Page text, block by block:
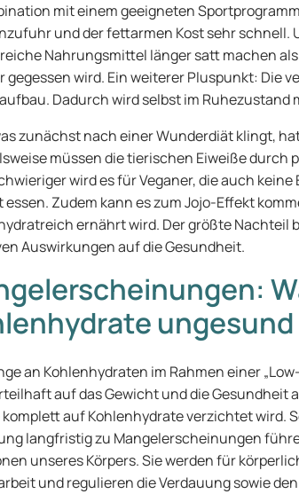
mit einem geeigneten
und der fettarmen Kost sehr schnell.
Nahrungsmittel länger satt machen
gegessen wird. Ein weiterer Pluspunkt: Die
Dadurch wird selbst im Ruhezustand
zunächst nach einer Wunderdiät klingt,
müssen die tierischen Eiweiße durch
wird es für Veganer, die auch
essen. Zudem kann es zum Jojo-Effekt
ernährt wird. Der größte Nachteil
Auswirkungen auf die Gesundheit.
an Kohlenhydraten im Rahmen einer
auf das Gewicht und die Gesundheit
auf Kohlenhydrate verzichtet wird.
langfristig zu Mangelerscheinungen
unseres Körpers. Sie werden für
und regulieren die Verdauung sowie